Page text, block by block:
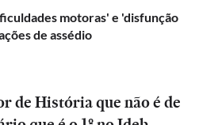
motoras' e 'disfunção
de assédio
de História que não é de